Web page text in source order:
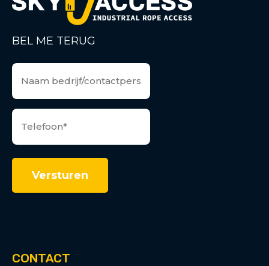
BEL ME TERUG
CONTACT